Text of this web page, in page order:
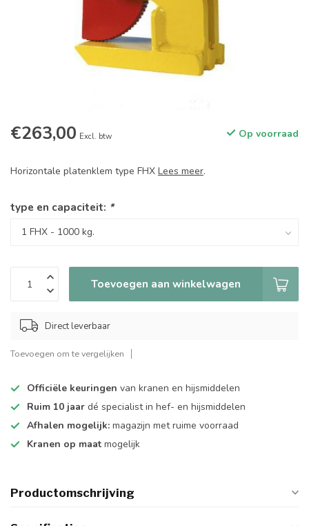
€263,00 Excl. btw Op voorraad
Horizontale platenklem type FHX Lees meer.
type en capaciteit: *
Toevoegen aan winkelwagen
Direct leverbaar
Toevoegen om te vergelijken
Officiële keuringen van kranen en hijsmiddelen
Ruim 10 jaar dé specialist in hef- en hijsmiddelen
Afhalen mogelijk: magazijn met ruime voorraad
Kranen op maat mogelijk
Productomschrijving